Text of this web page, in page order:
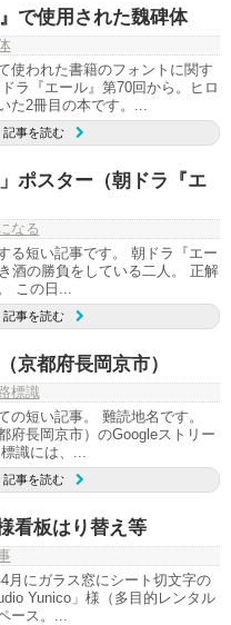
で使用された魏碑体
使われた書籍のフォントに関す
ラ『エール』第70回から。ヒロ
た2冊目の本です。...
記事を読む
ポスター（朝ドラ『エ
なる
る短い記事です。 朝ドラ『エー
酒の勝負をしている二人。 正解
この日...
記事を読む
京都府長岡京市）
標識
の短い記事。 難読地名です。
府長岡京市）のGoogleストリー
識には、...
記事を読む
看板はり替え等
月にガラス窓にシート切文字の
Yunico」様（多目的レンタル
ース。...